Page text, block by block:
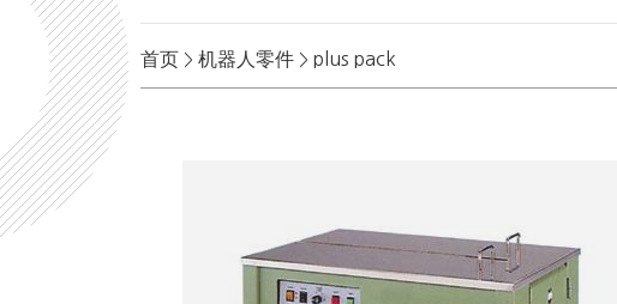
首页 > 机器人零件 > plus pack